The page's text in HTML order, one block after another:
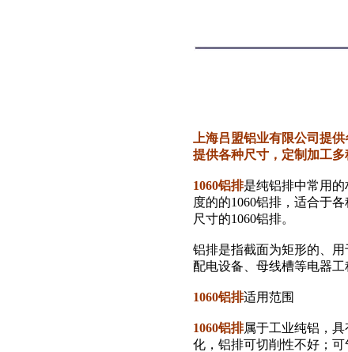
上海吕盟铝业有限公司提
提供各种尺寸，定制加工多
1060铝排是纯铝排中常用
度的的1060铝排，适合于
尺寸的1060铝排。
铝排是指截面为矩形的、
配电设备、母线槽等电器
1060铝排适用范围
1060铝排属于工业纯铝，
化，铝排可切削性不好；